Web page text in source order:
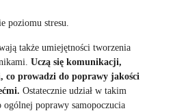
poziomu stresu.
także umiejętności tworzenia
Uczą się komunikacji,
co prowadzi do poprawy jakości
Ostatecznie udział w takim
poprawy samopoczucia